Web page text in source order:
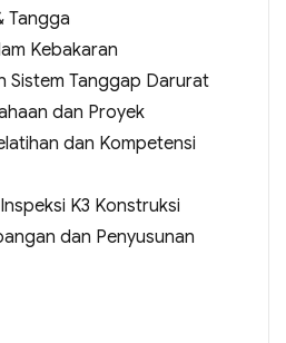
Tangga
Kebakaran
Sistem Tanggap Darurat
dan Proyek
dan Kompetensi
K3 Konstruksi
dan Penyusunan